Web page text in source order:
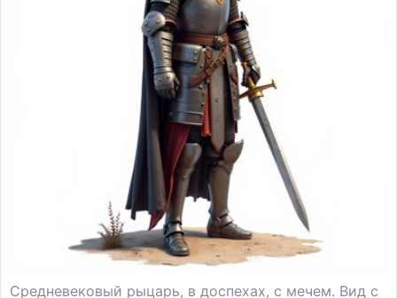
Средневековый рыцарь, в доспехах, с мечем. Вид с